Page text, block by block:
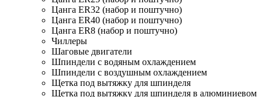
Цанга ER32 (набор и поштучно)
Цанга ER40 (набор и поштучно)
Цанга ER8 (набор и поштучно)
Чиллеры
Шаговые двигатели
Шпиндели с водяным охлаждением
Шпиндели с воздушным охлаждением
Щетка под вытяжку для шпинделя
Щетка под вытяжку для шпинделя в алюминиевом